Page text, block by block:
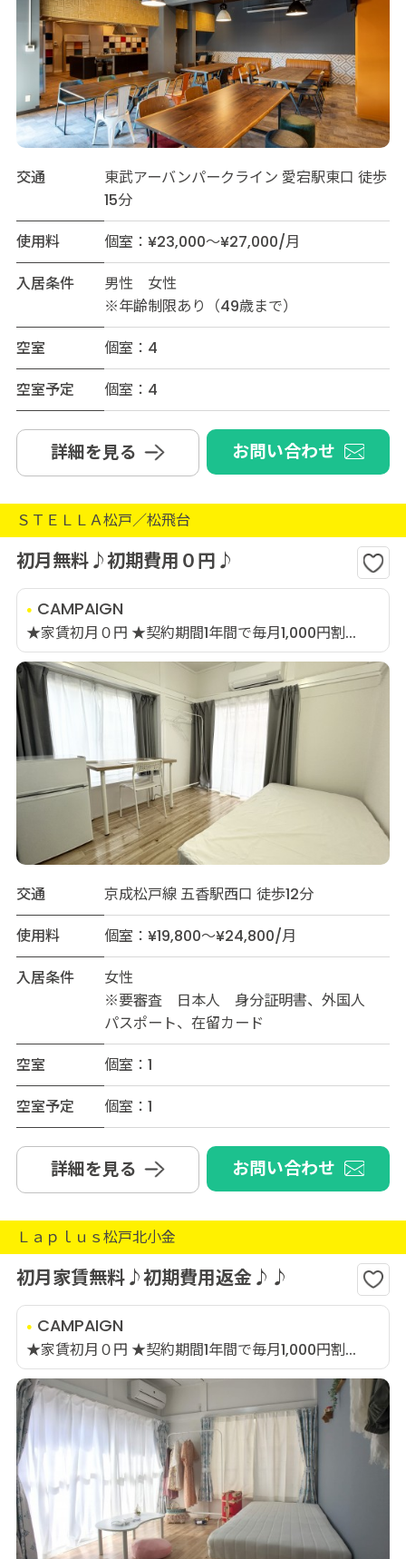
交通
東武アーバンパークライン 愛宕駅東口 徒歩
15分
使用料
個室：¥23,000～¥27,000/月
入居条件
男性 女性
※年齢制限あり（49歳まで）
空室
個室：4
空室予定
個室：4
詳細を見る お問い合わせ
ＳＴＥＬＬＡ松戸／松飛台
初月無料♪初期費用０円♪
CAMPAIGN
★家賃初月０円 ★契約期間1年間で毎月1,000円割...
交通
京成松戸線 五香駅西口 徒歩12分
使用料
個室：¥19,800～¥24,800/月
入居条件
女性
※要審査 日本人 身分証明書、外国人
パスポート、在留カード
空室
個室：1
空室予定
個室：1
詳細を見る お問い合わせ
Ｌａｐｌｕｓ松戸北小金
初月家賃無料♪初期費用返金♪♪
CAMPAIGN
★家賃初月０円 ★契約期間1年間で毎月1,000円割...